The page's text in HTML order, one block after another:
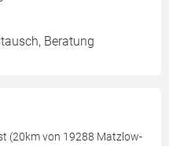
Beratung
(20km von 19288 Matzlow-